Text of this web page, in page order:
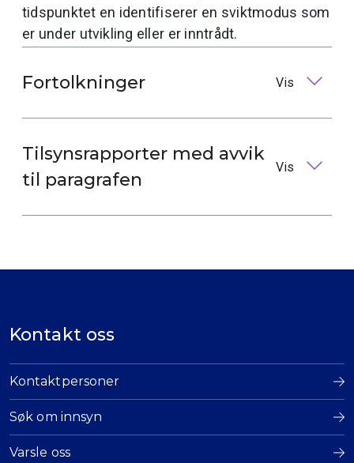
tidspunktet en identifiserer en sviktmodus som
er under utvikling eller er inntrådt.
Fortolkninger Vis
Tilsynsrapporter med avvik
til paragrafen
Vis
Kontakt oss
Kontaktpersoner
Søk om innsyn
Varsle oss